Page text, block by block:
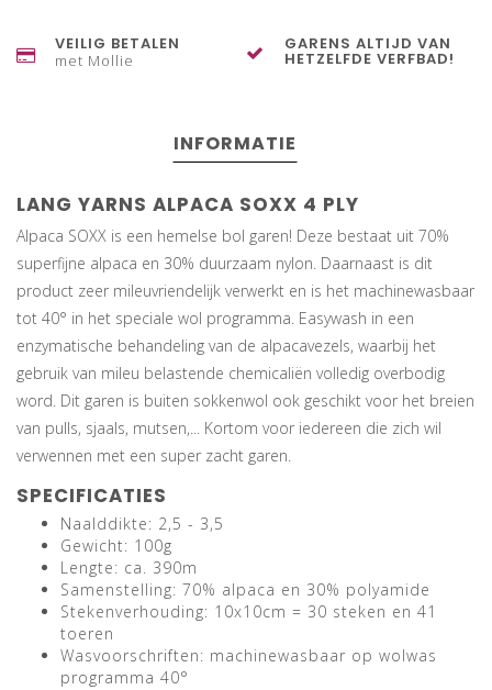
VEILIG BETALEN
met Mollie
GARENS ALTIJD VAN
HETZELFDE VERFBAD!
INFORMATIE
LANG YARNS ALPACA SOXX 4 PLY
Alpaca SOXX is een hemelse bol garen! Deze bestaat uit 70%
superfijne alpaca en 30% duurzaam nylon. Daarnaast is dit
product zeer mileuvriendelijk verwerkt en is het machinewasbaar
tot 40° in het speciale wol programma. Easywash in een
enzymatische behandeling van de alpacavezels, waarbij het
gebruik van mileu belastende chemicaliën volledig overbodig
word. Dit garen is buiten sokkenwol ook geschikt voor het breien
van pulls, sjaals, mutsen,... Kortom voor iedereen die zich wil
verwennen met een super zacht garen.
SPECIFICATIES
Naalddikte: 2,5 - 3,5
Gewicht: 100g
Lengte: ca. 390m
Samenstelling: 70% alpaca en 30% polyamide
Stekenverhouding: 10x10cm = 30 steken en 41
toeren
Wasvoorschriften: machinewasbaar op wolwas
programma 40°